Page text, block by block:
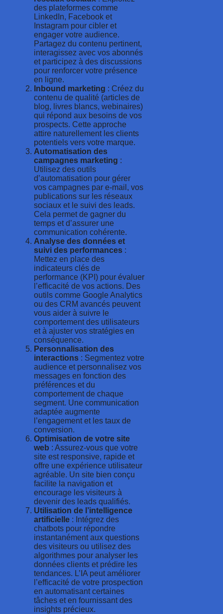
des plateformes comme
LinkedIn, Facebook et
Instagram pour cibler et
engager votre audience.
Partagez du contenu pertinent,
interagissez avec vos abonnés
et participez à des discussions
pour renforcer votre présence
en ligne.
Inbound marketing : Créez du
contenu de qualité (articles de
blog, livres blancs, webinaires)
qui répond aux besoins de vos
prospects. Cette approche
attire naturellement les clients
potentiels vers votre marque.
Automatisation des
campagnes marketing :
Utilisez des outils
d’automatisation pour gérer
vos campagnes par e-mail, vos
publications sur les réseaux
sociaux et le suivi des leads.
Cela permet de gagner du
temps et d’assurer une
communication cohérente.
Analyse des données et
suivi des performances :
Mettez en place des
indicateurs clés de
performance (KPI) pour évaluer
l’efficacité de vos actions. Des
outils comme Google Analytics
ou des CRM avancés peuvent
vous aider à suivre le
comportement des utilisateurs
et à ajuster vos stratégies en
conséquence.
Personnalisation des
interactions : Segmentez votre
audience et personnalisez vos
messages en fonction des
préférences et du
comportement de chaque
segment. Une communication
adaptée augmente
l’engagement et les taux de
conversion.
Optimisation de votre site
web : Assurez-vous que votre
site est responsive, rapide et
offre une expérience utilisateur
agréable. Un site bien conçu
facilite la navigation et
encourage les visiteurs à
devenir des leads qualifiés.
Utilisation de l’intelligence
artificielle : Intégrez des
chatbots pour répondre
instantanément aux questions
des visiteurs ou utilisez des
algorithmes pour analyser les
données clients et prédire les
tendances. L’IA peut améliorer
l’efficacité de votre prospection
en automatisant certaines
tâches et en fournissant des
insights précieux.